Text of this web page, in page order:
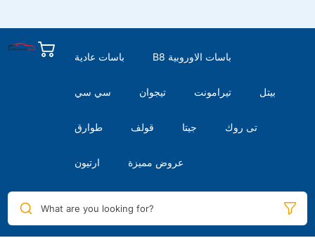
باسات عادية B8 باسات الاوروبية
سي سي تيجوان تيرامونت بيتل
طوارق قولف جيتا تى روك
ارتيون عروض مميزة
What are you looking for?